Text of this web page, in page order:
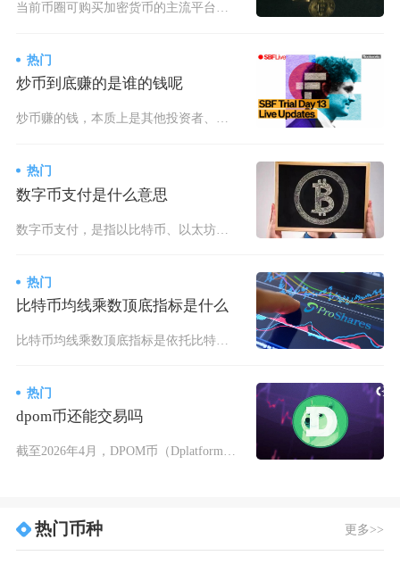
热门
炒币到底赚的是谁的钱呢
炒币赚的钱，本质上是其他投资者、项目方、交易所及市场生态中各类参与者的财富转移，并非凭空创
热门
数字币支付是什么意思
热门
比特币均线乘数顶底指标是什么
比特币均线乘数顶底指标是依托比特币四年减半周期设计的长周期估值工具，核心以730日两年均线
热门
dpom币还能交易吗
热门币种 更多>>